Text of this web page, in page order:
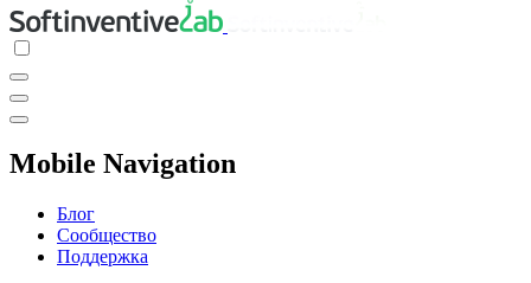
Mobile Navigation
Блог
Сообщество
Поддержка